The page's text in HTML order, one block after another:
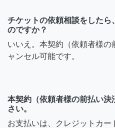
チケットの依頼相談をした
のですか？
いいえ。本契約（依頼者様
ャンセル可能です。
本契約（依頼者様の前払い
さい。
お支払いは、クレジットカー